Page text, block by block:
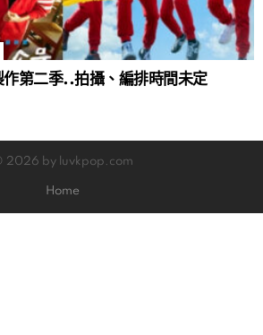
作第二季..拍攝、編排時間未定
2026 by luvkpop.com
Home